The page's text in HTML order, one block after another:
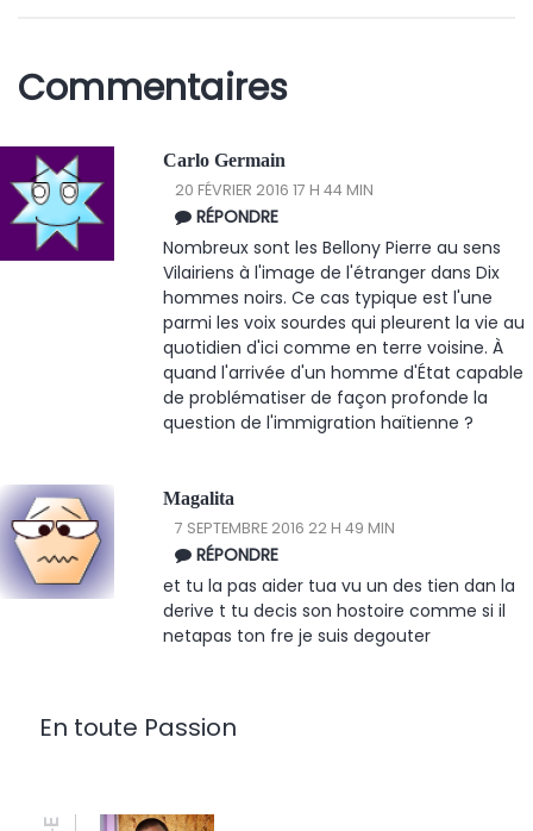
Commentaires
Carlo Germain
20 FÉVRIER 2016 17 H 44 MIN
RÉPONDRE
Nombreux sont les Bellony Pierre au sens
Vilairiens à l'image de l'étranger dans Dix
hommes noirs. Ce cas typique est l'une
parmi les voix sourdes qui pleurent la vie au
quotidien d'ici comme en terre voisine. À
quand l'arrivée d'un homme d'État capable
de problématiser de façon profonde la
question de l'immigration haïtienne ?
Magalita
7 SEPTEMBRE 2016 22 H 49 MIN
RÉPONDRE
et tu la pas aider tua vu un des tien dan la
derive t tu decis son hostoire comme si il
netapas ton fre je suis degouter
En toute Passion